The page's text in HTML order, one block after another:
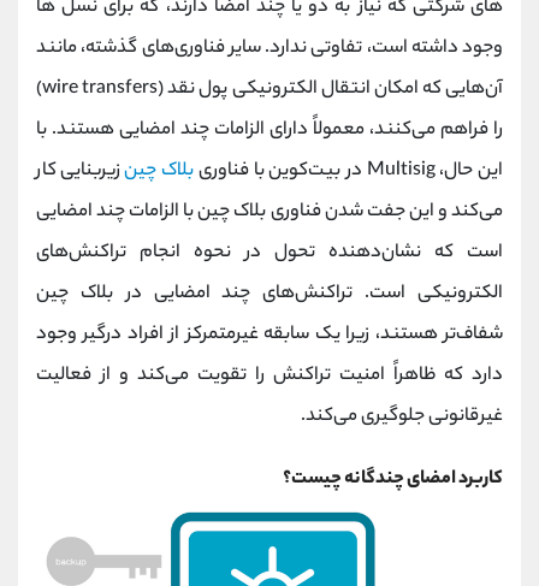
های شرکتی که نیاز به دو یا چند امضا دارند، که برای نسل ها
وجود داشته است، تفاوتی ندارد. سایر فناوری‌های گذشته، مانند
آن‌هایی که امکان انتقال الکترونیکی پول نقد (wire transfers)
را فراهم می‌کنند، معمولاً دارای الزامات چند امضایی هستند. با
این حال، Multisig در بیت‌کوین با فناوری
بلاک چینزیربنایی کار
می‌کند و این جفت شدن فناوری بلاک چین با الزامات چند امضایی
است که نشان‌دهنده تحول در نحوه انجام تراکنش‌های
الکترونیکی است. تراکنش‌های چند امضایی در بلاک چین
شفاف‌تر هستند، زیرا یک سابقه غیرمتمرکز از افراد درگیر وجود
دارد که ظاهراً امنیت تراکنش را تقویت می‌کند و از فعالیت
غیرقانونی جلوگیری می‌کند.
کاربرد امضای چندگانه چیست؟